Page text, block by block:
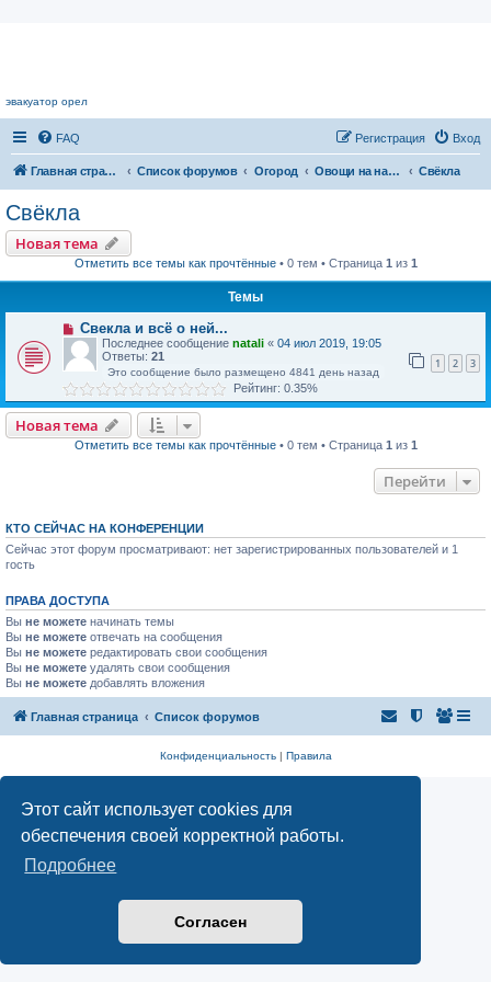
Этот сайт использует cookies для
обеспечения своей корректной работы.
Подробнее
Согласен
эвакуатор орел
FAQ Вход
Регистрация
Главная страница Список форумов Огород Овощи на наших грядках Свёкла
Свёкла
Новая тема
Отметить все темы как прочтённые• 0 тем • Страница 1 из 1
Темы
Свекла и всё о ней...
Последнее сообщение natali « 04 июл 2019, 19:05
Ответы: 21 1 2 3
Это сообщение было размещено 4841 день назад
Рейтинг: 0.35%
Новая тема
Отметить все темы как прочтённые• 0 тем • Страница 1 из 1
Перейти
КТО СЕЙЧАС НА КОНФЕРЕНЦИИ
Сейчас этот форум просматривают: нет зарегистрированных пользователей и 1
гость
ПРАВА ДОСТУПА
Вы не можете начинать темы
Вы не можете отвечать на сообщения
Вы не можете редактировать свои сообщения
Вы не можете удалять свои сообщения
Вы не можете добавлять вложения
Главная страница Список форумов
Конфиденциальность| Правила